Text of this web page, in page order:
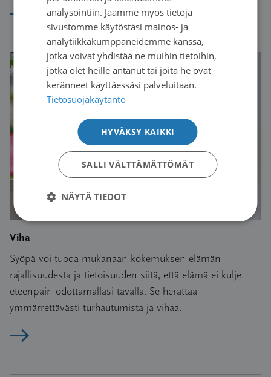
Viha
Syöpä voi tuoda mukanaan kokemuksen elämän
rajallisuudesta ja tietoisuuden siitä, että elämä ei kulje
eteenpäin odottamallasi tavalla. Se herättää
ymmärrettävästi turhautumista ja vihaa.
Lue artikkeli
analysointiin. Jaamme myös tietoja
sivustomme käytöstäsi mainos- ja
analytiikkakumppaneidemme kanssa,
jotka voivat yhdistää ne muihin tietoihin,
jotka olet heille antanut tai joita he ovat
keränneet käyttäessäsi palveluitaan.
Tietosuojakäytäntö
HYVÄKSY KAIKKI
SALLI VÄLTTÄMÄTTÖMÄT
NÄYTÄ TIEDOT